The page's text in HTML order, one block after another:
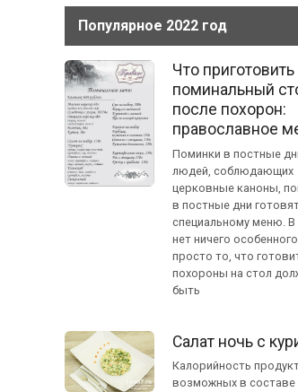
Популярное 2022 год
Что приготовить
поминальный
после похорон:
православное
Поминки в постные
людей, соблюдающих
церковные каноны,
в постные дни
специальному меню. В
нет ничего
просто то, что
похороны на стол
быть
Салат ночь с
Калорийность
возможных в